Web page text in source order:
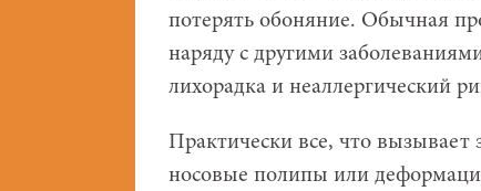
потерять обоняние. Обычная
наряду с другими
лихорадка и неаллергический
Практически все, что вызывает
носовые полипы или